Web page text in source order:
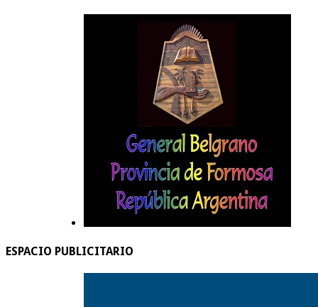
ESPACIO PUBLICITARIO